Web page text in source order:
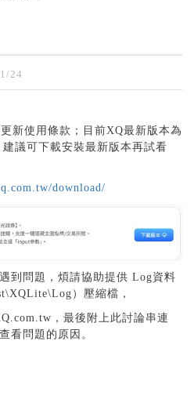
24
新使用條款；目前XQ最新版本為
議可下載安裝最新版本再試看
download/
到問題，煩請協助提供 Log資料
）壓縮檔，
，最後附上此討論串連
看問題的原因。